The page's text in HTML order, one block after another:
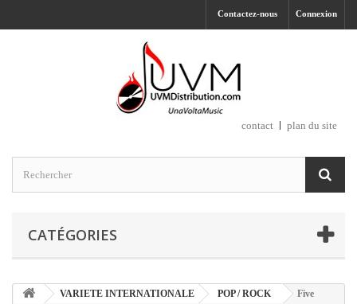
Connexion
Contactez-nous
contact plan du site
CATÉGORIES
VARIETE INTERNATIONALE POP / ROCK
Five